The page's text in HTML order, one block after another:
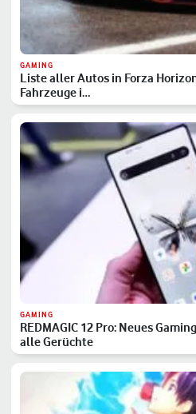
GAMING
Liste aller Autos in Forza
Fahrzeuge i…
GAMING
REDMAGIC 12 Pro: Neues
alle Gerüchte